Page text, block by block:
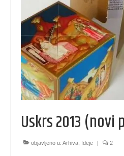
kese 260 x 170 x
kesa 140 x 210 x 60
kesa 200 x 140 x 60
kesa 420 x 380 x 120
kesa 300 x 400 x
kesa 520 x 380 x
kese za piće
Uskrs 2013 (novi
objavljeno u: Arhiva Ideje | 2